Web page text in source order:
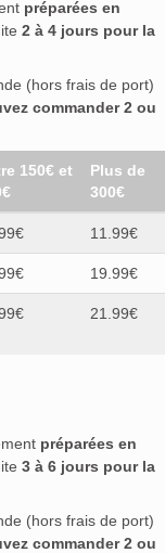
préparées en
2 à 4 jours pour la
(hors frais de port)
commander 2 ou
150€ et
Plus de
300€
11.99€
19.99€
21.99€
préparées en
3 à 6 jours pour la
(hors frais de port)
commander 2 ou